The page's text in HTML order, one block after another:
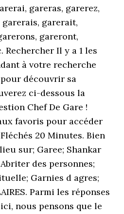
gareras, garerez,
garerait,
gareront,
Rechercher Il y a 1 les
à votre recherche
découvrir sa
ci-dessous la
Chef De Gare !
favoris pour accéder
20 Minutes. Bien
sur; Garee; Shankar
des personnes;
Garnies d agres;
Parmi les réponses
nous pensons que le